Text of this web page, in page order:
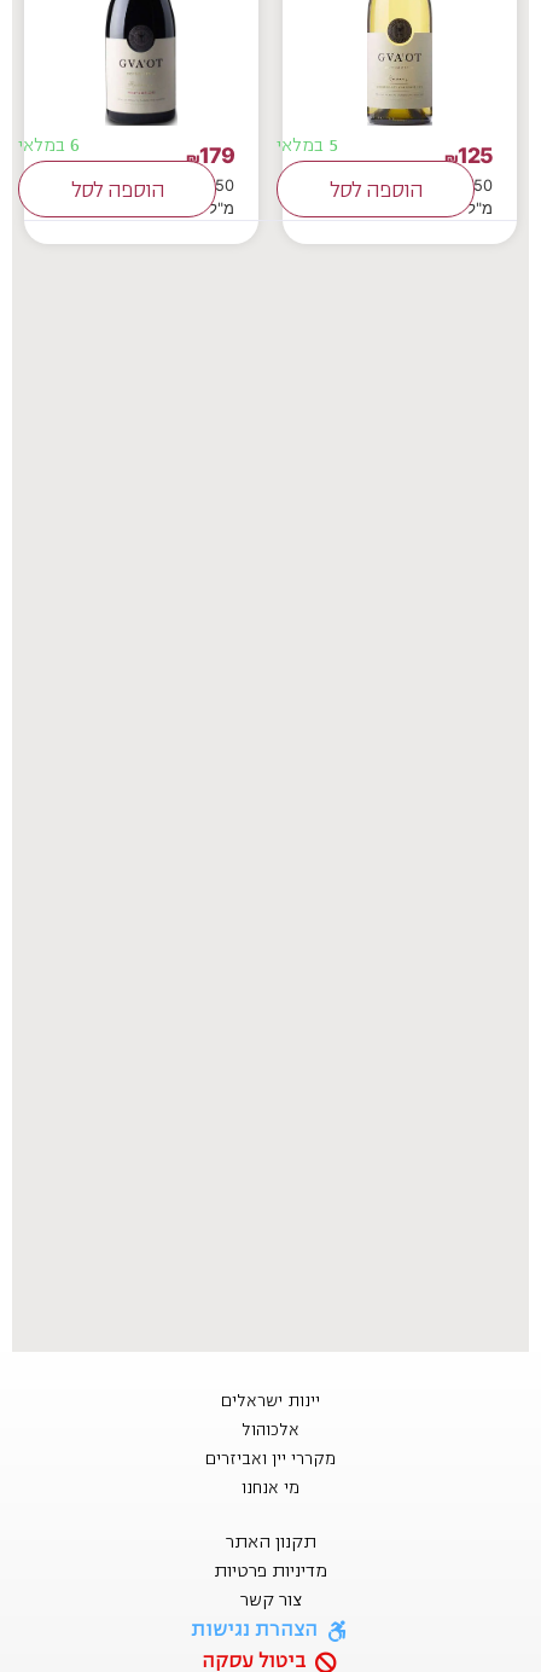
₪125
750
מ"ל
5 במלאי
הוספה לסל
₪179
750
מ"ל
6 במלאי
הוספה לסל
יינות ישראלים
אלכוהול
מקררי יין ואביזרים
מי אנחנו
תקנון האתר
מדיניות פרטיות
צור קשר
הצהרת נגישות
ביטול עסקה